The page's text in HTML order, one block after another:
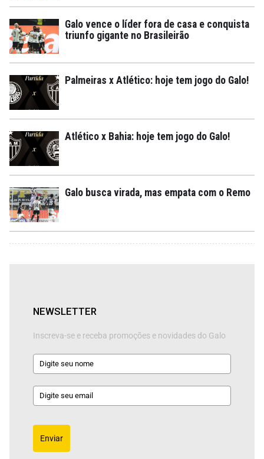
Galo vence o líder fora de casa e conquista
triunfo gigante no Brasileirão
Palmeiras x Atlético: hoje tem jogo do Galo!
Atlético x Bahia: hoje tem jogo do Galo!
Galo busca virada, mas empata com o Remo
NEWSLETTER
Inscreva-se e receba promoções e novidades do Galo
Enviar